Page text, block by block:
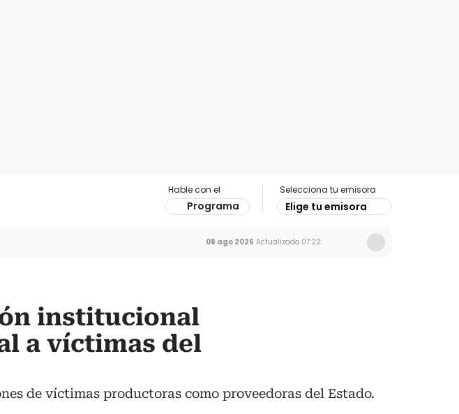
Hable con el
Programa
Selecciona tu emisora
Elige tu emisora
08 ago 2026 Actualizado 07:22
institucional
a víctimas del
de víctimas productoras como proveedoras del Estado.